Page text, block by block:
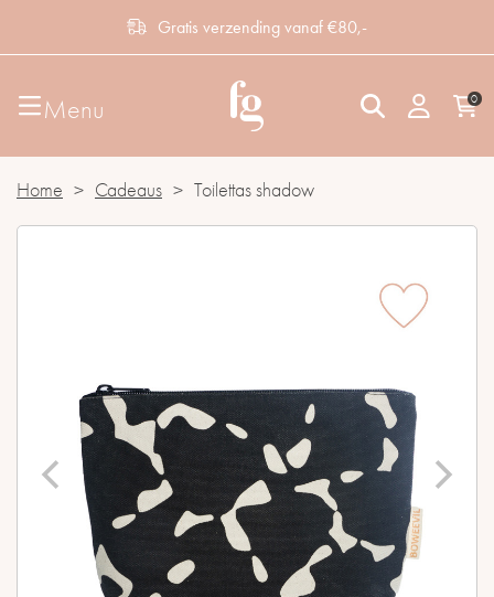
Gratis verzending vanaf €80,-
Menu 0
Home > Cadeaus > Toilettas shadow